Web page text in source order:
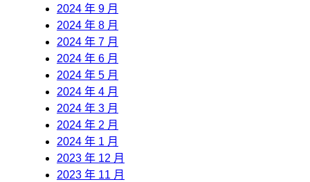
2024 年 9 月
2024 年 8 月
2024 年 7 月
2024 年 6 月
2024 年 5 月
2024 年 4 月
2024 年 3 月
2024 年 2 月
2024 年 1 月
2023 年 12 月
2023 年 11 月